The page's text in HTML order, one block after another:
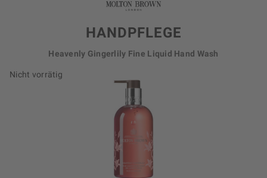
Nicht vorrätig
HANDPFLEGE
Heavenly Gingerlily Fine Liquid Hand Wash